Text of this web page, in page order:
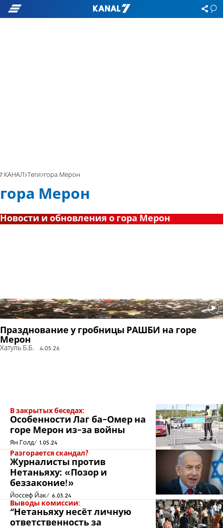
7 КАНАЛ Теги гора Мерон
гора Мерон
Новости и обновления о гора Мерон
Празднование у гробницы РАШБИ на горе
Мерон
Хатуль Б.Б. 4.05.26
В закрытых беседах:
Особенности Лаг ба-Омер на
горе Мерон из-за войны
Ян Голд 1.05.24
Разгорается скандал?
Журналисты против
Нетаньяху: «Позор и
беззаконие!»
Йоссеф Йак 6.03.24
Выводы комиссии:
“Нетаньяху несёт личную
ответственность за